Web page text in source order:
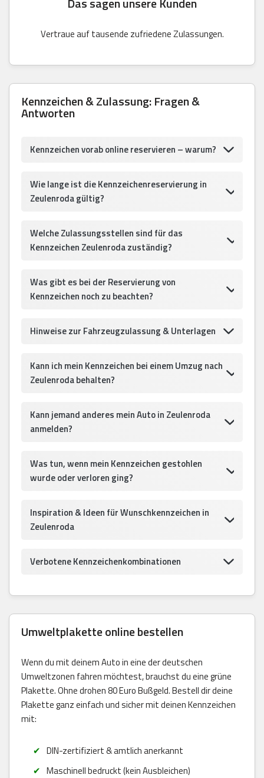
Vertraue auf tausende zufriedene Zulassungen.
Kennzeichen & Zulassung: Fragen &
Antworten
Kennzeichen vorab online reservieren – warum?
Wie lange ist die Kennzeichenreservierung in
Zeulenroda gültig?
Welche Zulassungsstellen sind für das
Kennzeichen Zeulenroda zuständig?
Was gibt es bei der Reservierung von
Kennzeichen noch zu beachten?
Hinweise zur Fahrzeugzulassung & Unterlagen
Kann ich mein Kennzeichen bei einem Umzug nach
Zeulenroda behalten?
Kann jemand anderes mein Auto in Zeulenroda
anmelden?
Was tun, wenn mein Kennzeichen gestohlen
wurde oder verloren ging?
Inspiration & Ideen für Wunschkennzeichen in
Zeulenroda
Verbotene Kennzeichenkombinationen
Umweltplakette online bestellen
Wenn du mit deinem Auto in eine der deutschen
Umweltzonen fahren möchtest, brauchst du eine grüne
Plakette. Ohne drohen 80 Euro Bußgeld. Bestell dir deine
Plakette ganz einfach und sicher mit deinen Kennzeichen
mit:
DIN-zertifiziert & amtlich anerkannt
Maschinell bedruckt (kein Ausbleichen)